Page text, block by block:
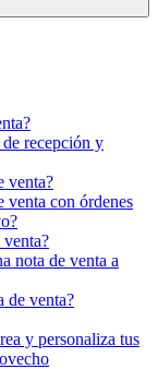
recepción y
venta?
venta con órdenes
nota de venta a
de venta?
y personaliza tus